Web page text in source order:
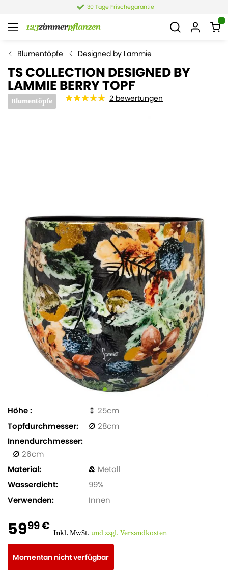
30 Tage Frischegarantie
Blumentöpfe Designed by Lammie
TS COLLECTION DESIGNED BY
LAMMIE BERRY TOPF
Blumentöpfe 2 bewertungen
Höhe
25
Topfdurchmesser
28
Innendurchmesser
26
Material
Metall
Wasserdicht
99%
Verwenden
Innen
5999 € Inkl. MwSt. und zzgl. Versandkosten
Momentan nicht verfügbar